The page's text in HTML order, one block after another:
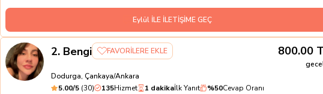
Eylül İLE İLETİŞİME GEÇ
2. Bengi FAVORİLERE EKLE 800.00
Dodurga, Çankaya/Ankara
5.00/5 (30) 135Hizmet 1 dakikaİlk Yanıt %50Cevap Oranı